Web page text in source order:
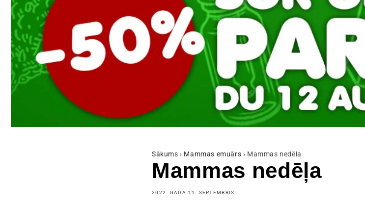
Sākums › Mammas emuārs › Mammas nedēļa
Mammas nedēļa
2022. GADA 11. SEPTEMBRIS